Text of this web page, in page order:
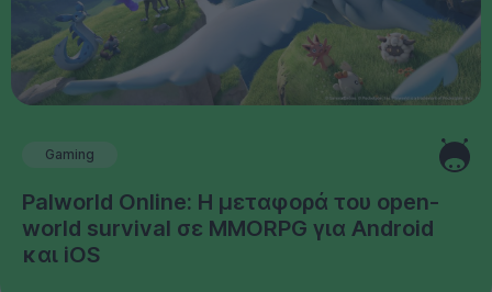
Gaming
Palworld Online: Η μεταφορά του open-
world survival σε MMORPG για Android
και iOS